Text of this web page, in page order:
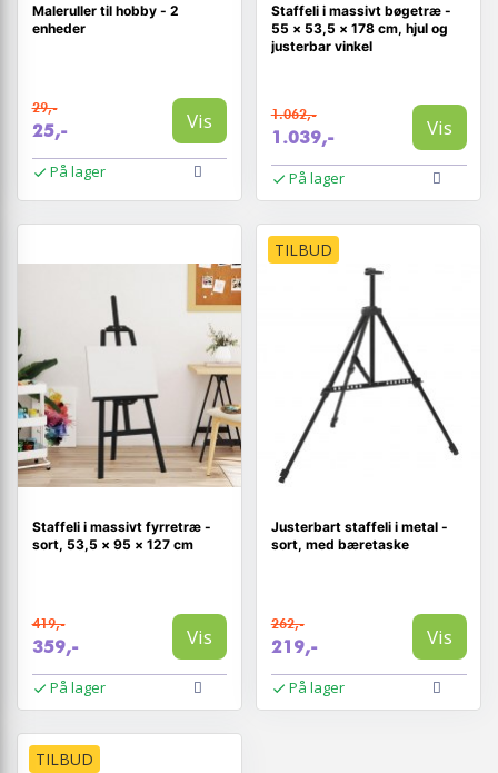
Maleruller til hobby - 2
enheder
29,-
25,- Vis
På lager
Staffeli i massivt bøgetræ -
55 × 53,5 × 178 cm, hjul og
justerbar vinkel
1.062,-
1.039,- Vis
På lager
Staffeli i massivt fyrretræ -
sort, 53,5 × 95 × 127 cm
419,-
359,- Vis
På lager
TILBUD
Justerbart staffeli i metal -
sort, med bæretaske
262,-
219,- Vis
På lager
TILBUD